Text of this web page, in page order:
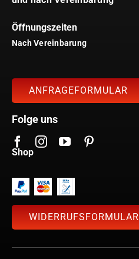
Öffnungszeiten
Nach Vereinbarung
ANFRAGEFORMULAR
Folge uns
Shop
WIDERRUFSFORMULAR